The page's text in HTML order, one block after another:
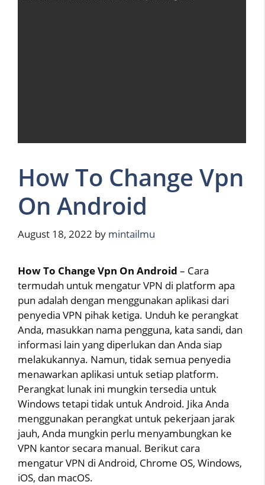
How To Change Vpn
On Android
August 18, 2022 by mintailmu
How To Change Vpn On Android – Cara
termudah untuk mengatur VPN di platform apa
pun adalah dengan menggunakan aplikasi dari
penyedia VPN pihak ketiga. Unduh ke perangkat
Anda, masukkan nama pengguna, kata sandi, dan
informasi lain yang diperlukan dan Anda siap
melakukannya. Namun, tidak semua penyedia
menawarkan aplikasi untuk setiap platform.
Perangkat lunak ini mungkin tersedia untuk
Windows tetapi tidak untuk Android. Jika Anda
menggunakan perangkat untuk pekerjaan jarak
jauh, Anda mungkin perlu menyambungkan ke
VPN kantor secara manual. Berikut cara
mengatur VPN di Android, Chrome OS, Windows,
iOS, dan macOS.